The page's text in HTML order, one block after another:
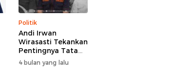
Politik
Andi Irwan
Wirasasti Tekankan
Pentingnya Tata
Kelola Terintegrasi
Sektor Peternakan
4 bulan yang lalu